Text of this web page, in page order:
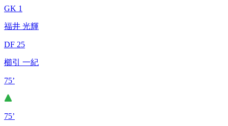
GK 1
福井 光輝
DF 25
櫛引 一紀
75’
75’